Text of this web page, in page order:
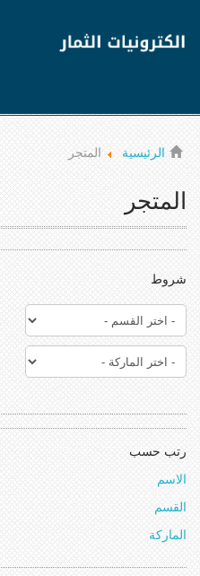
الرئيسية المتجر
المتجر
شروط
رتب حسب
الاسم
القسم
الماركة